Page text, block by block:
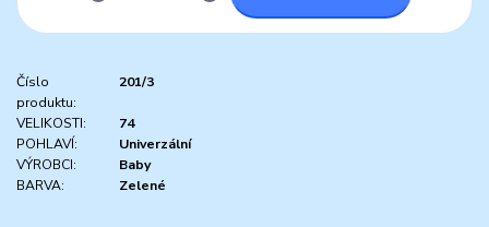
Číslo
produktu:
201/3
VELIKOSTI:
74
POHLAVÍ:
Univerzální
VÝROBCI:
Baby
BARVA:
Zelené